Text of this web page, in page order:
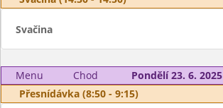
Svačina
Menu Chod
Pondělí 23. 6. 2025
Přesnídávka (8:50 - 9:15)